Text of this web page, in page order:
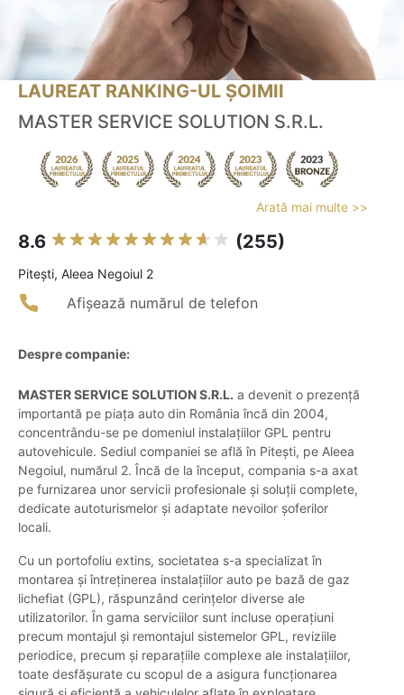
LAUREAT RANKING-UL ȘOIMII
MASTER SERVICE SOLUTION S.R.L.
Arată mai multe >>
8.6 (255)
Piteşti, Aleea Negoiul 2
Afișează numărul de telefon
Despre companie:
MASTER SERVICE SOLUTION S.R.L. a devenit o prezență
importantă pe piața auto din România încă din 2004,
concentrându-se pe domeniul instalațiilor GPL pentru
autovehicule. Sediul companiei se află în Pitești, pe Aleea
Negoiul, numărul 2. Încă de la început, compania s-a axat
pe furnizarea unor servicii profesionale și soluții complete,
dedicate autoturismelor și adaptate nevoilor șoferilor
locali.
Cu un portofoliu extins, societatea s-a specializat în
montarea și întreținerea instalațiilor auto pe bază de gaz
lichefiat (GPL), răspunzând cerințelor diverse ale
utilizatorilor. În gama serviciilor sunt incluse operațiuni
precum montajul și remontajul sistemelor GPL, reviziile
periodice, precum și reparațiile complexe ale instalațiilor,
toate desfășurate cu scopul de a asigura funcționarea